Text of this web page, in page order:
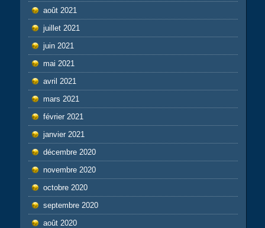
août 2021
juillet 2021
juin 2021
mai 2021
avril 2021
mars 2021
février 2021
janvier 2021
décembre 2020
novembre 2020
octobre 2020
septembre 2020
août 2020